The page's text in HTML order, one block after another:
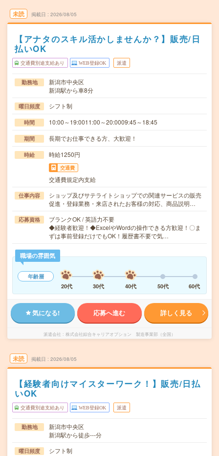
未読 掲載日 2026/08/05
【アナタのスキル活かしませんか？】販売/日
払いOK
交通費別途支給あり WEB登録OK 派遣
勤務地
新潟市中央区
新潟駅から車8分
曜日頻度 シフト制
時間 10:00～19:0011:00～20:0009:45～18:45
期間 長期でお仕事できる方、大歓迎！
時給 時給1250円
交通費
交通費規定内支給
仕事内容
ショップ及びサテライトショップでの関連サービスの販売
促進・登録業務・来店されたお客様の対応、商品説明…
応募資格
ブランクOK / 英語力不要
◆経験者歓迎！◆ExcelやWordの操作できる方歓迎！〇ま
ずは事前登録だけでもOK！履歴書不要で気…
職場の雰囲気
年齢層
20代
30代 40代 50代 60代
気になる! 応募へ進む 詳しく見る
派遣会社 株式会社綜合キャリアオプション 製造事業部（全国）
未読 掲載日 2026/08/05
【経験者向けマイスターワーク！】販売/日払
いOK
交通費別途支給あり WEB登録OK 派遣
勤務地
新潟市中央区
新潟駅から徒歩---分
曜日頻度 シフト制